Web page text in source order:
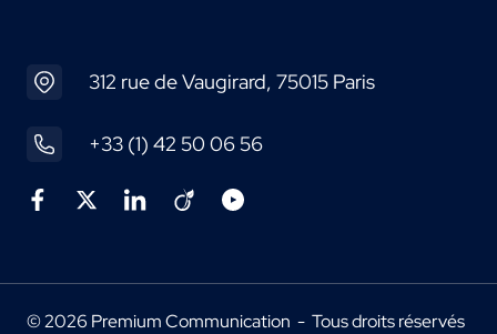
312 rue de Vaugirard, 75015 Paris
+33 (1) 42 50 06 56
© 2026 Premium Communication - Tous droits réservés